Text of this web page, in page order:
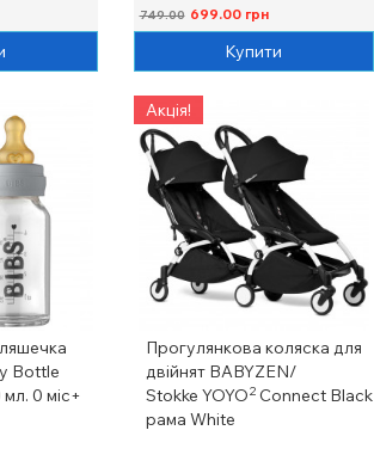
749.00 699.00грн
Купити
Bottle
0 міс+
Акція!
Прогулянкова коляска для
двійнят BABYZEN/
Stokke YOYO2Connect Black
рама White